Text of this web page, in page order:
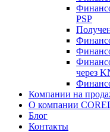
PSP
через
Компании на
О компании
Блог
Контакты